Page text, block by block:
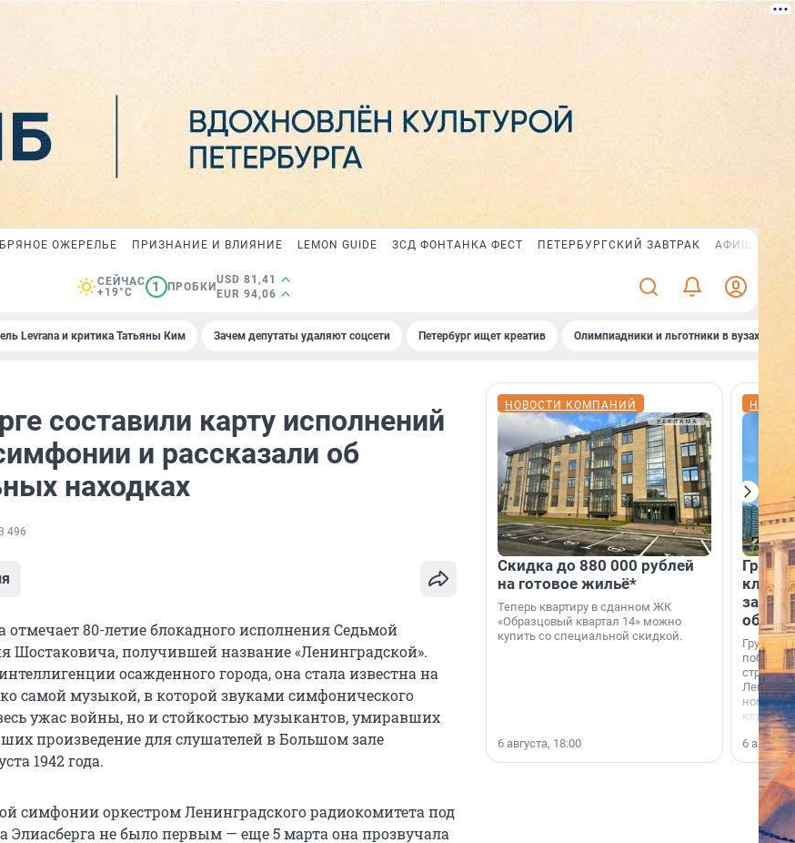
ОЖЕРЕЛЬЕ ПРИЗНАНИЕ И ВЛИЯНИЕ LEMON GUIDE ЗСД ФОНТАНКА ФЕСТ ПЕТЕРБУРГСКИЙ ЗАВТРАК АФИША PLUS
СЕЙЧАС
+19°C
1 ПРОБКИ
USD 81,41
EUR 94,06
Levrana и критика Татьяны Ким Зачем депутаты удаляют соцсети Петербург ищет креатив Олимпиадники и льготники в вузах СПб
составили карту исполнений
и рассказали об
находках
496
отмечает 80-летие блокадного исполнения Седьмой
получившей название «Ленинградской».
осажденного города, она стала известна на
самой музыкой, в которой звуками симфонического
ужас войны, но и стойкостью музыкантов, умиравших
произведение для слушателей в Большом зале
1942 года.
симфонии оркестром Ленинградского радиокомитета под
Элиасберга не было первым — еще 5 марта она прозвучала
НОВОСТИ КОМПАНИЙ
Скидка до 880 000 рублей
на готовое жильё*
Теперь квартиру в сданном ЖК
«Образцовый квартал 14» можно
купить со специальной скидкой.
6 августа, 18:00
Группа
области».
6